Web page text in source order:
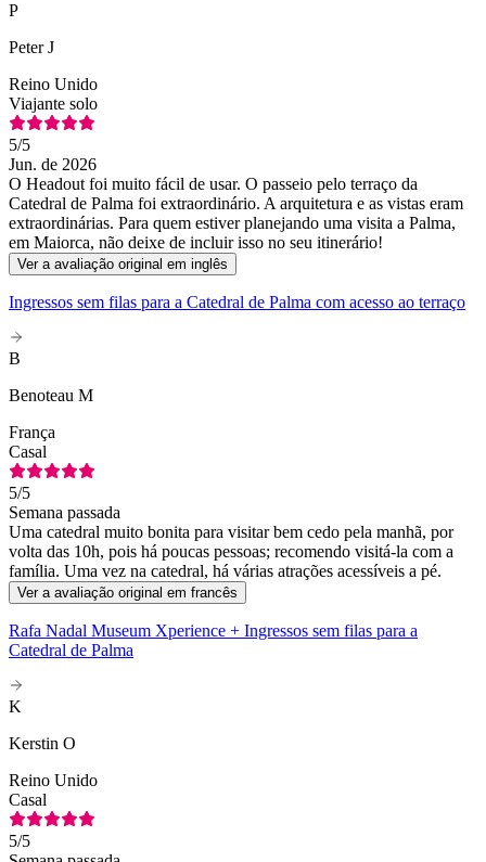
P
Peter J
Reino Unido
Viajante solo
5/5
Jun. de 2026
O Headout foi muito fácil de usar. O passeio pelo terraço da
Catedral de Palma foi extraordinário. A arquitetura e as vistas eram
extraordinárias. Para quem estiver planejando uma visita a Palma,
em Maiorca, não deixe de incluir isso no seu itinerário!
Ver a avaliação original em inglês
Ingressos sem filas para a Catedral de Palma com acesso ao terraço
B
Benoteau M
França
Casal
5/5
Semana passada
Uma catedral muito bonita para visitar bem cedo pela manhã, por
volta das 10h, pois há poucas pessoas; recomendo visitá-la com a
família. Uma vez na catedral, há várias atrações acessíveis a pé.
Ver a avaliação original em francês
Rafa Nadal Museum Xperience + Ingressos sem filas para a
Catedral de Palma
K
Kerstin O
Reino Unido
Casal
5/5